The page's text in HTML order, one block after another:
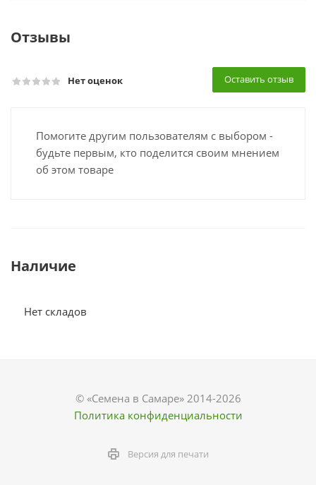
Отзывы
Нет оценок Оставить отзыв
Помогите другим пользователям с выбором -
будьте первым, кто поделится своим мнением
об этом товаре
Наличие
Нет складов
© «Семена в Самаре» 2014-2026
Политика конфиденциальности
Версия для печати